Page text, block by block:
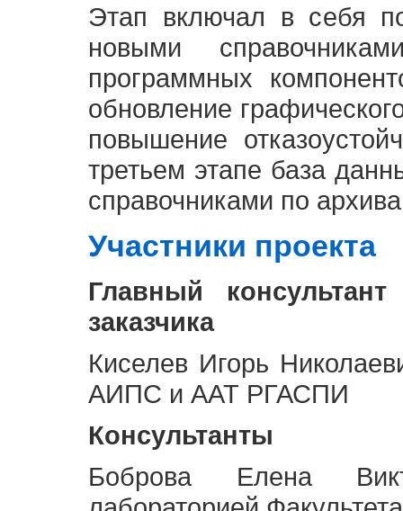
Этап включал в себя
новыми
программных
обновление
повышение
третьем этапе база
справочниками по
Участники проекта
Главный
заказчика
Киселев Игорь
АИПС и ААТ РГАСПИ
Консультанты
Боброва Елена